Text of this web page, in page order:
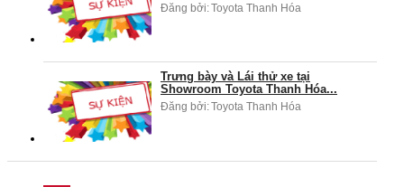
Đăng bởi:Toyota Thanh Hóa
Trưng bày và Lái thử xe tại
Showroom Toyota Thanh Hóa...
Đăng bởi:Toyota Thanh Hóa